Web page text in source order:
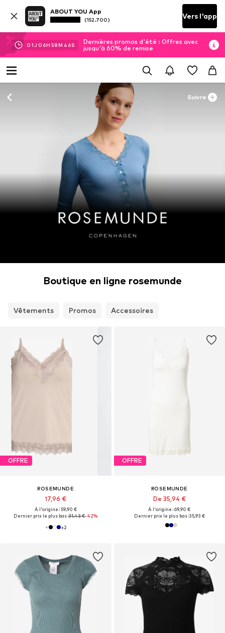
ABOUT YOU App
(152.700) Vers l'app
01J 06H 58M 45S
Dernières promos d'été : Offres avec
jusqu'à 60% de remise
Suivre
Boutique en ligne rosemunde
Vêtements Promos Accessoires
OFFRE
ROSEMUNDE
17,96 €
À l'origine : 59,90 €
Dernier prix le plus bas :31,43 €-42%
+2
OFFRE
ROSEMUNDE
De 35,94 €
À l'origine : 69,90 €
Dernier prix le plus bas :35,93 €